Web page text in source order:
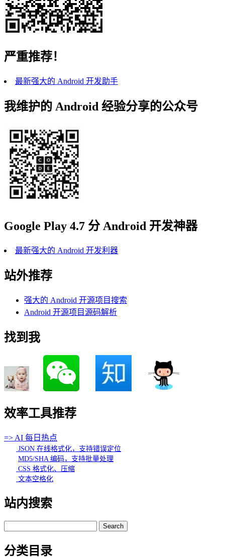
严重推荐！
最新强大的 Android 开发助手
我维护的 Android 经验分享的公众号
Google Play 4.7 分 Android 开发神器
最新强大的 Android 开发利器
站外推荐
强大的 Android 开源项目搜索
Android 开源项目源码解析
找到我
效率工具推荐
=> AI 每日热点
JSON 在线格式化，支持错误定位
MD5/SHA 编码，支持批量处理
CSS 格式化、压缩
文本空格化
站内搜索
for:
分类目录